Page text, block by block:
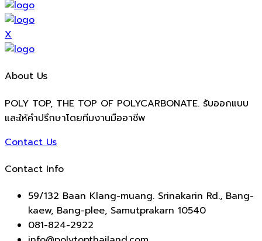
X
About Us
POLY TOP, THE TOP OF POLYCARBONATE. รับออกแบบ
และให้คำปรึกษาโดยทีมงานมืออาชีพ
Contact Us
Contact Info
59/132 Baan Klang-muang. Srinakarin Rd., Bang-
kaew, Bang-plee, Samutprakarn 10540
081-824-2922